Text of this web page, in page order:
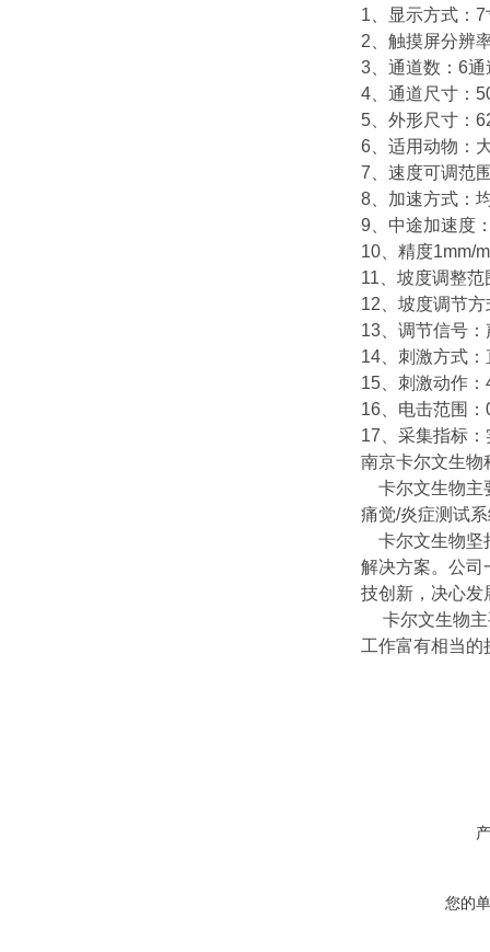
1、显示方式：7
2、触摸屏分辨
3、通道数：6通
4、通道尺寸：
5、外形尺寸：
6、适用动物：
7、速度可调范
8、加速方式：
9、中途加速度
10、精度1mm/
11、坡度调整
12、坡度调节
13、调节信号：
14、刺激方式
15、刺激动作
16、电击范围
17、采集指标
南京卡尔文生
卡尔文生物主
痛觉/炎症测试
卡尔文生物坚
解决方案。公司
技创新，决心发
卡尔文生物主
工作富有相当的
您的